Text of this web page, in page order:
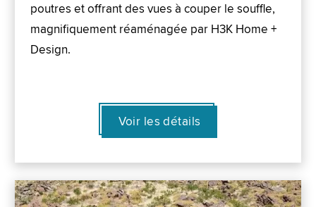
poutres et offrant des vues à couper le souffle,
magnifiquement réaménagée par H3K Home +
Design.
Voir les détails